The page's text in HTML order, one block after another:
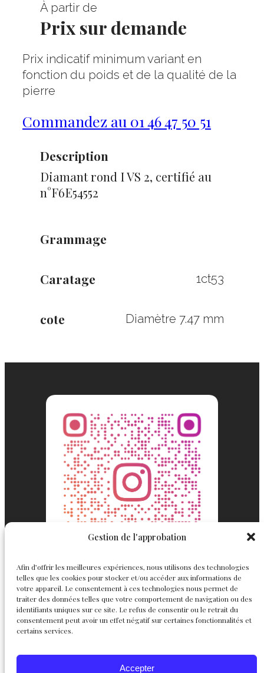
Gestion de l'approbation
Afin d’offrir les meilleures expériences, nous utilisons des technologies
telles que les cookies pour stocker et/ou accéder aux informations de
votre appareil. Le consentement à ces technologies nous permet de
traiter des données telles que votre comportement de navigation ou des
identifiants uniques sur ce site. Le refus de consentir ou le retrait du
consentement peut avoir un effet négatif sur certaines fonctionnalités et
certains services.
Accepter
À partir de
Prix sur demande
Prix indicatif minimum variant en
fonction du poids et de la qualité de la
pierre
Commandez au 01 46 47 50 51
Description
Diamant rond I VS 2, certifié au
n°F6E54552
Grammage
Caratage 1ct53
cote Diamètre 7.47 mm
Englemond